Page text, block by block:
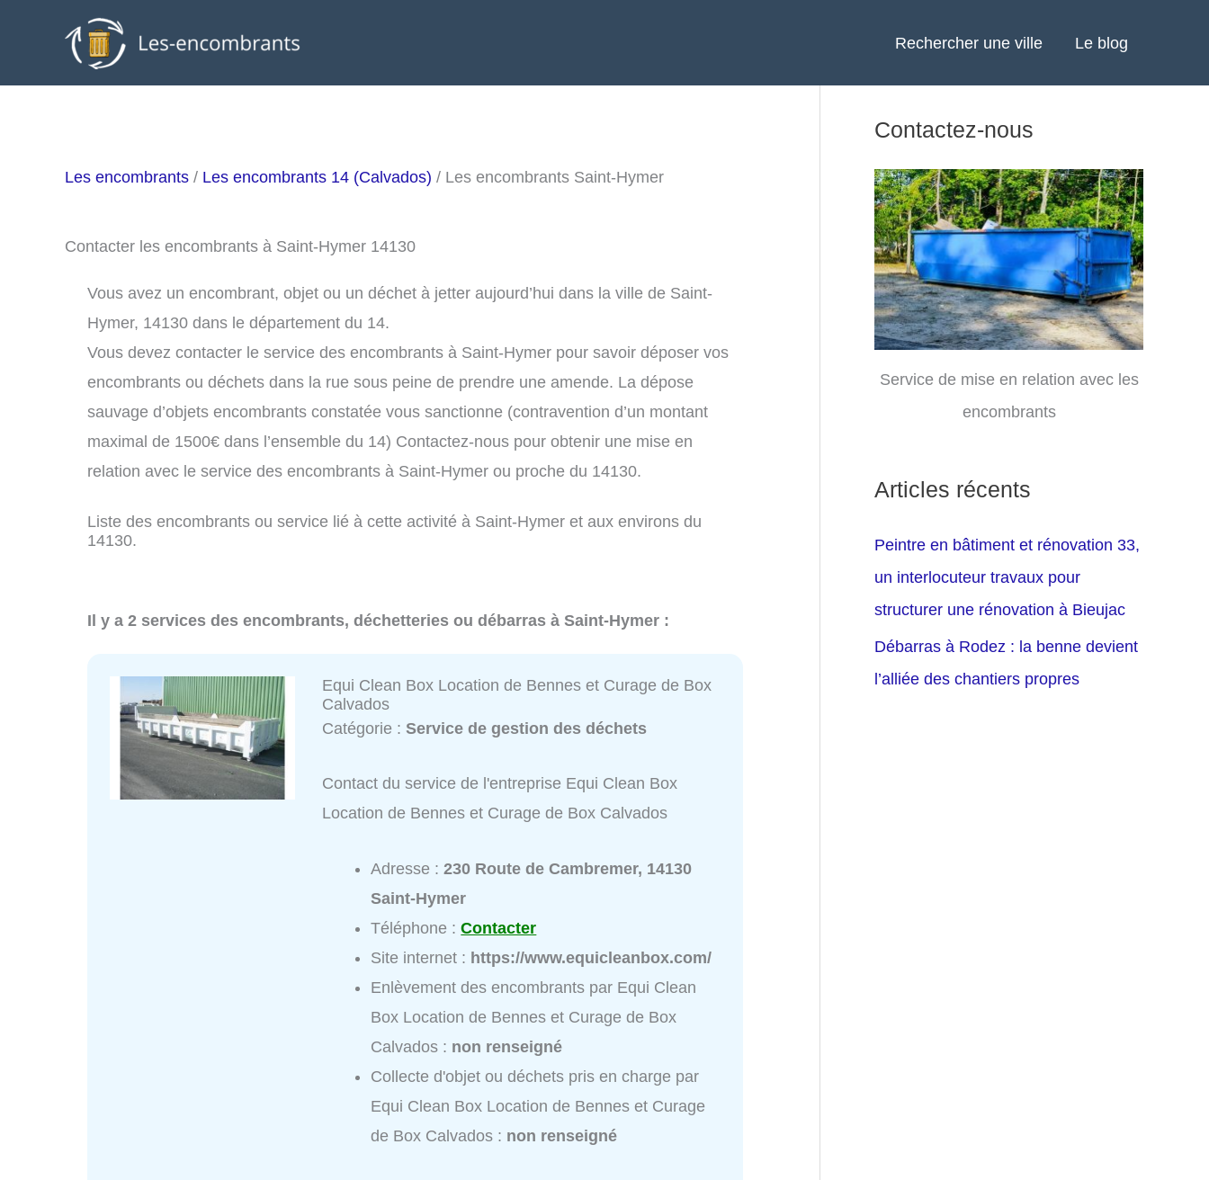
Rechercher une ville Le blog
Les encombrants / Les encombrants 14 (Calvados) / Les encombrants Saint-Hymer
Contacter les encombrants à Saint-Hymer 14130
Vous avez un encombrant, objet ou un déchet à jetter aujourd’hui dans la ville de Saint-
Hymer, 14130 dans le département du 14.
Vous devez contacter le service des encombrants à Saint-Hymer pour savoir déposer vos
encombrants ou déchets dans la rue sous peine de prendre une amende. La dépose
sauvage d’objets encombrants constatée vous sanctionne (contravention d’un montant
maximal de 1500€ dans l’ensemble du 14) Contactez-nous pour obtenir une mise en
relation avec le service des encombrants à Saint-Hymer ou proche du 14130.
Liste des encombrants ou service lié à cette activité à Saint-Hymer et aux environs du
14130.
Il y a 2 services des encombrants, déchetteries ou débarras à Saint-Hymer :
Equi Clean Box Location de Bennes et Curage de Box
Calvados
Catégorie :Service de gestion des déchets
Contact du service de l'entreprise Equi Clean Box
Location de Bennes et Curage de Box Calvados
Adresse :230 Route de Cambremer, 14130
Saint-Hymer
Téléphone :Contacter
Site internet : https://www.equicleanbox.com/
Enlèvement des encombrants par Equi Clean
Box Location de Bennes et Curage de Box
Calvados : non renseigné
Collecte d'objet ou déchets pris en charge par
Equi Clean Box Location de Bennes et Curage
de Box Calvados : non renseigné
Contactez-nous
Service de mise en relation avec les
encombrants
Articles récents
Peintre en bâtiment et rénovation 33,
un interlocuteur travaux pour
structurer une rénovation à Bieujac
Débarras à Rodez : la benne devient
l’alliée des chantiers propres